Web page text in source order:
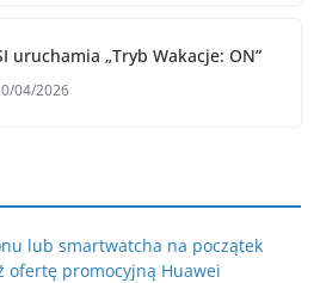
uruchamia „Tryb Wakacje: ON”
04/2026
lub smartwatcha na początek
ofertę promocyjną Huawei